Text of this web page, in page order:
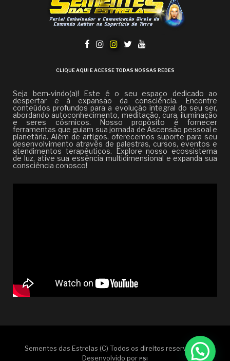
CLIQUE AQUI E ACESSE TODAS NOSSAS REDES
Seja bem-vindo(a)! Este é o seu espaço dedicado ao
despertar e à expansão da consciência. Encontre
conteúdos profundos para a evolução integral do seu ser,
abordando autoconhecimento, meditação, cura, iluminação
e seres cósmicos. Nosso propósito é fornecer
ferramentas que guiam sua jornada de Ascensão pessoal e
planetária. Além de artigos, oferecemos suporte para seu
desenvolvimento através de palestras, cursos, eventos e
atendimentos terapêuticos. Explore nosso ecossistema
de luz, ative sua essência multidimensional e expanda sua
consciência conosco!
Sementes das Estrelas (C) Todos os direitos reservados |
Desenvolvido por PSI